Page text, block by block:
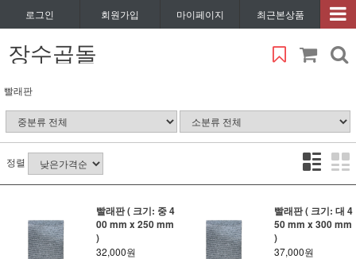
로그인 회원가입 마이페이지 최근본상품
장수곱돌
빨래판
정렬
빨래판 ( 크기: 중 4
00 mm x 250 mm
)
32,000원
빨래판 ( 크기: 대 4
50 mm x 300 mm
)
37,000원